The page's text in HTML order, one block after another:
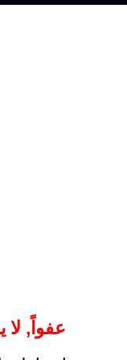
عفواً,